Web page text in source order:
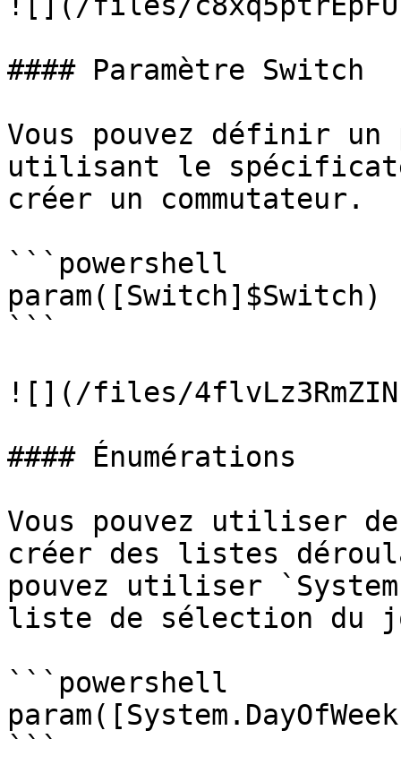
#### Paramètre Switch
Vous pouvez définir un
utilisant le
créer un commutateur.
```powershell
param([Switch]$Switch)
```
![](/files/
#### Énumérations
Vous pouvez utiliser
créer des listes
pouvez utiliser
liste de sélection du
```powershell
```